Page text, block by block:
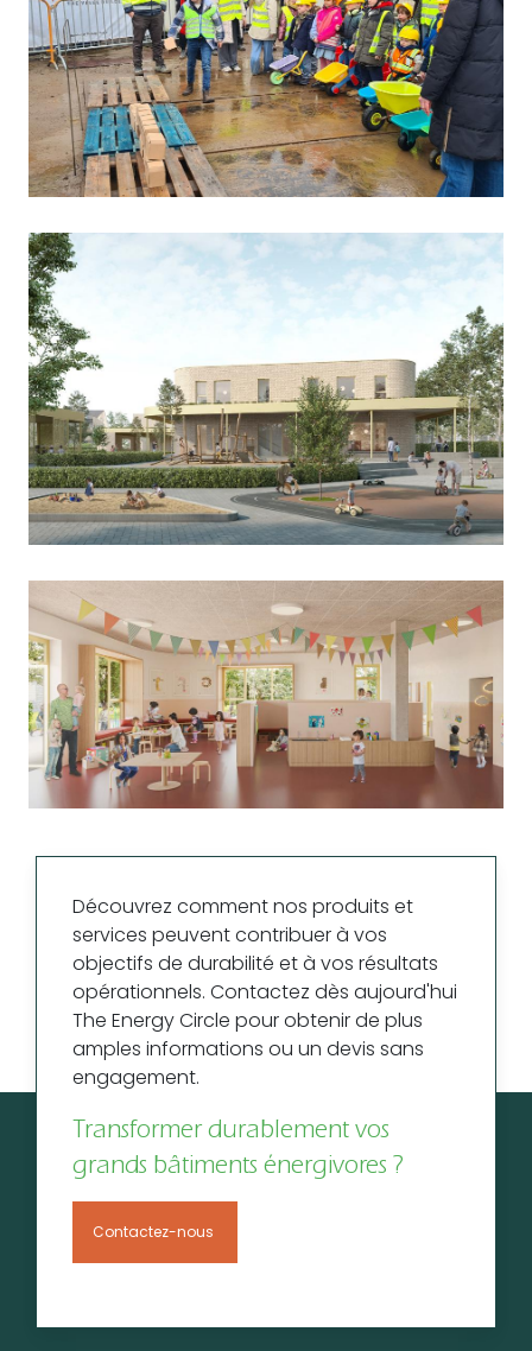
Découvrez comment nos produits et
services peuvent contribuer à vos
objectifs de durabilité et à vos résultats
opérationnels. Contactez dès aujourd'hui
The Energy Circle pour obtenir de plus
amples informations ou un devis sans
engagement.
Transformer durablement vos
grands bâtiments énergivores ?
Contactez-nous